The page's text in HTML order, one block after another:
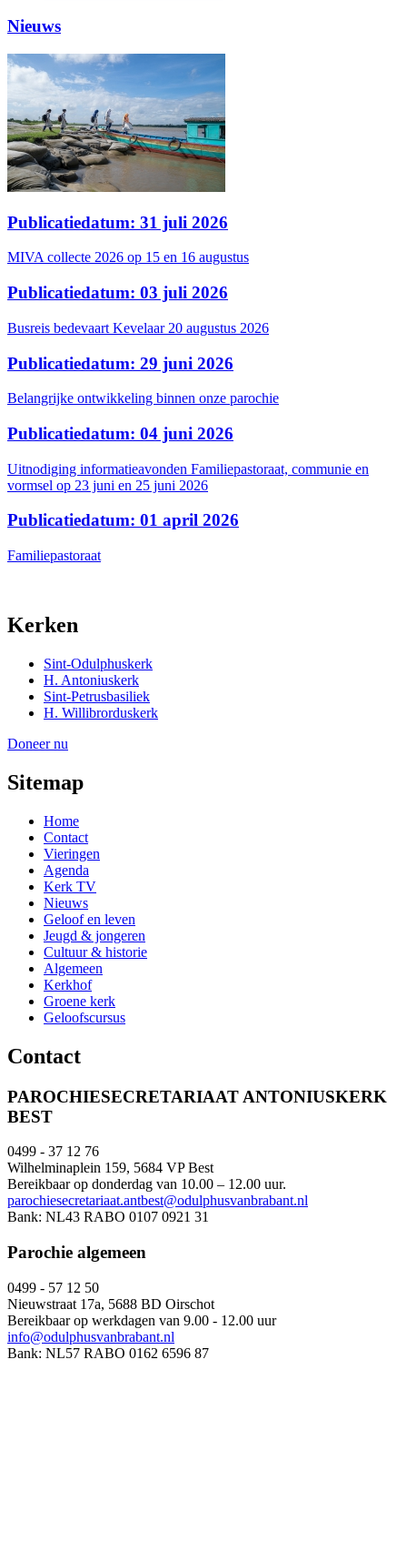
Nieuws
Publicatiedatum: 31 juli 2026
MIVA collecte 2026 op 15 en 16 augustus
Publicatiedatum: 03 juli 2026
Busreis bedevaart Kevelaar 20 augustus 2026
Publicatiedatum: 29 juni 2026
Belangrijke ontwikkeling binnen onze parochie
Publicatiedatum: 04 juni 2026
Uitnodiging informatieavonden Familiepastoraat, communie en
vormsel op 23 juni en 25 juni 2026
Publicatiedatum: 01 april 2026
Familiepastoraat
Kerken
Sint-Odulphuskerk
H. Antoniuskerk
Sint-Petrusbasiliek
H. Willibrorduskerk
Doneer nu
Sitemap
Home
Contact
Vieringen
Agenda
Kerk TV
Nieuws
Geloof en leven
Jeugd & jongeren
Cultuur & historie
Algemeen
Kerkhof
Groene kerk
Geloofscursus
Contact
PAROCHIESECRETARIAAT ANTONIUSKERK
BEST
0499 - 37 12 76
Wilhelminaplein 159, 5684 VP Best
Bereikbaar op donderdag van 10.00 – 12.00 uur.
parochiesecretariaat.antbest@odulphusvanbrabant.nl
Bank: NL43 RABO 0107 0921 31
Parochie algemeen
0499 - 57 12 50
Nieuwstraat 17a, 5688 BD Oirschot
Bereikbaar op werkdagen van 9.00 - 12.00 uur
info@odulphusvanbrabant.nl
Bank: NL57 RABO 0162 6596 87